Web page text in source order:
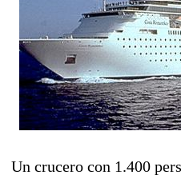
Un crucero con 1.400